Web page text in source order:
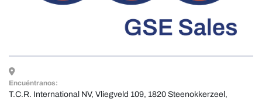
Encuéntranos:
T.C.R. International NV, Vliegveld 109, 1820 Steenokkerzeel,